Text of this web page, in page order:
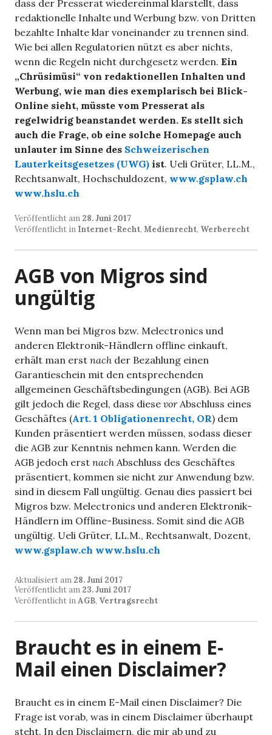
dass der Presserat wiedereinmal klarstellt, dass
redaktionelle Inhalte und Werbung bzw. von Dritten
bezahlte Inhalte klar voneinander zu trennen sind.
Wie bei allen Regulatorien nützt es aber nichts,
wenn die Regeln nicht durchgesetz werden. Ein
„Chrüsimüsi“ von redaktionellen Inhalten und
Werbung, wie man dies exemplarisch bei Blick-
Online sieht, müsste vom Presserat als
regelwidrig beanstandet werden. Es stellt sich
auch die Frage, ob eine solche Homepage auch
unlauter im Sinne des Schweizerischen
Lauterkeitsgesetzes (UWG) ist. Ueli Grüter, LL.M.,
Rechtsanwalt, Hochschuldozent, www.gsplaw.ch
www.hslu.ch
Veröffentlicht am 28. Juni 2017
Veröffentlicht in Internet-Recht, Medienrecht, Werberecht
AGB von Migros sind
ungültig
Wenn man bei Migros bzw. Melectronics und
anderen Elektronik-Händlern offline einkauft,
erhält man erst nach der Bezahlung einen
Garantieschein mit den entsprechenden
allgemeinen Geschäftsbedingungen (AGB). Bei AGB
gilt jedoch die Regel, dass diese vorAbschluss eines
Geschäftes (Art. 1 Obligationenrecht, OR) dem
Kunden präsentiert werden müssen, sodass dieser
die AGB zur Kenntnis nehmen kann. Werden die
AGB jedoch erst nach Abschluss des Geschäftes
präsentiert, kommen sie nicht zur Anwendung bzw.
sind in diesem Fall ungültig. Genau dies passiert bei
Migros bzw. Melectronics und anderen Elektronik-
Händlern im Offline-Business. Somit sind die AGB
ungültig. Ueli Grüter, LL.M., Rechtsanwalt, Dozent,
www.gsplaw.ch www.hslu.ch
Aktualisiert am 28. Juni 2017
Veröffentlicht am 23. Juni 2017
Veröffentlicht inAGB, Vertragsrecht
Braucht es in einem E-
Mail einen Disclaimer?
Braucht es in einem E-Mail einen Disclaimer? Die
Frage ist vorab, was in einem Disclaimer überhaupt
steht. In den Disclaimern, die mir ab und zu